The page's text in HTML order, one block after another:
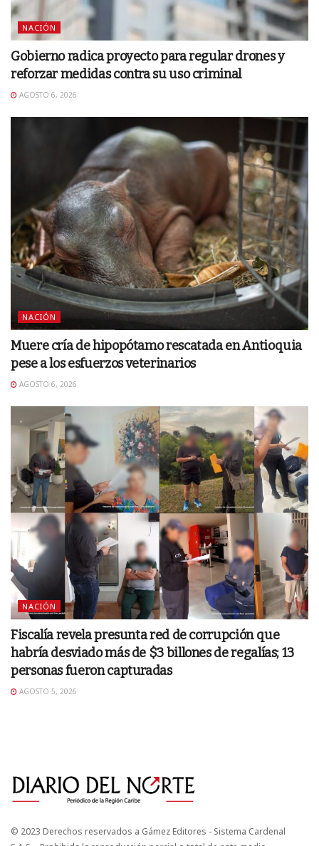
NACIÓN
Gobierno radica proyecto para regular drones y
reforzar medidas contra su uso criminal
AGOSTO 6, 2026
NACIÓN
Muere cría de hipopótamo rescatada en Antioquia
pese a los esfuerzos veterinarios
AGOSTO 6, 2026
NACIÓN
Fiscalía revela presunta red de corrupción que
habría desviado más de $3 billones de regalías; 13
personas fueron capturadas
AGOSTO 5, 2026
© 2023 Derechos reservados a Gámez Editores - Sistema Cardenal